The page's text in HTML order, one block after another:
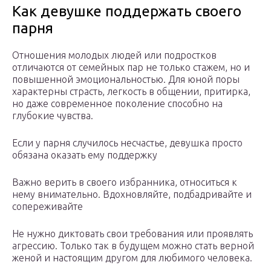
Как девушке поддержать своего
парня
Отношения молодых людей или подростков
отличаются от семейных пар не только стажем, но и
повышенной эмоциональностью. Для юной поры
характерны страсть, легкость в общении, притирка,
но даже современное поколение способно на
глубокие чувства.
Если у парня случилось несчастье, девушка просто
обязана оказать ему поддержку
Важно верить в своего избранника, относиться к
нему внимательно. Вдохновляйте, подбадривайте и
сопереживайте
Не нужно диктовать свои требования или проявлять
агрессию. Только так в будущем можно стать верной
женой и настоящим другом для любимого человека.